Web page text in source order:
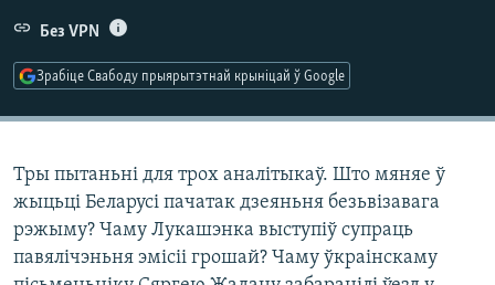
Без VPN
Зрабіце Свабоду прыярытэтнай крыніцай ў Google
Тры пытаньні для трох аналітыкаў. Што мяняе ў
жыцьці Беларусі пачатак дзеяньня безьвізавага
рэжыму? Чаму Лукашэнка выступіў супраць
павялічэньня эмісіі грошай? Чаму ўкраінскаму